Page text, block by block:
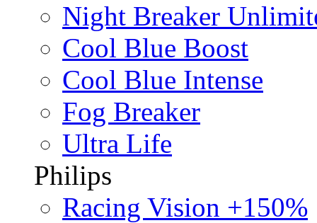
Night Breaker
Cool Blue Boost
Cool Blue Intense
Fog Breaker
Ultra Life
Philips
Racing Vision +150%